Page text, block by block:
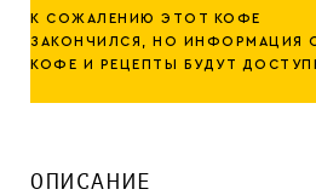
ОПИСАНИЕ
К СОЖАЛЕНИЮ ЭТОТ КОФЕ
ЗАКОНЧИЛСЯ, НО ИНФОРМАЦИЯ
КОФЕ И РЕЦЕПТЫ БУДУТ